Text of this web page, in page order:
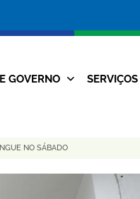
da
Prefeitura
Navegação
GOVERNO SERVIÇOS
NO SÁBADO